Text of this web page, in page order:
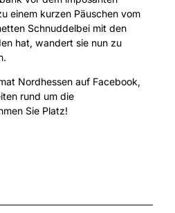
einem kurzen Päuschen vom
Schnuddelbei mit den
hat, wandert sie nun zu
Nordhessen auf Facebook,
rund um die
Sie Platz!